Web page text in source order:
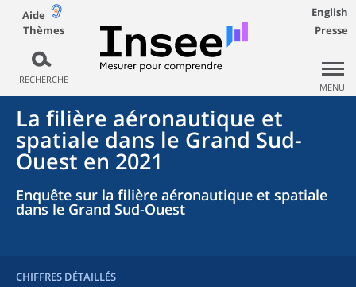
Aide
Thèmes
RECHERCHE
English
Presse
MENU
La filière aéronautique et
spatiale dans le Grand Sud-
Ouest en 2021
Enquête sur la filière aéronautique et spatiale
dans le Grand Sud-Ouest
CHIFFRES DÉTAILLÉS